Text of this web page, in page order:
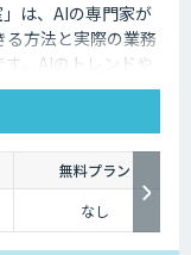
は、AIの専門家が
る方法と実際の業務
。AIのトレンドや
安価にクイックに
無料プラン
なし